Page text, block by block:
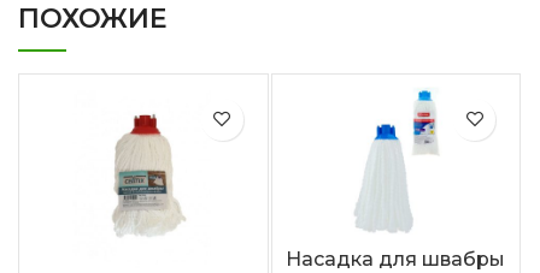
ПОХОЖИЕ
Насадка для швабры